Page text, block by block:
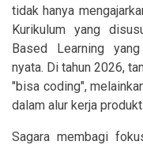
tidak hanya
Kurikulum yang
Based Learning
nyata. Di tahun 2026,
"bisa coding",
dalam alur kerja
Sagara membagi